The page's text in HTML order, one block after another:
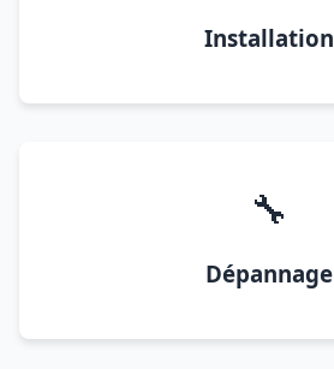
Installation
🔧
Dépannage